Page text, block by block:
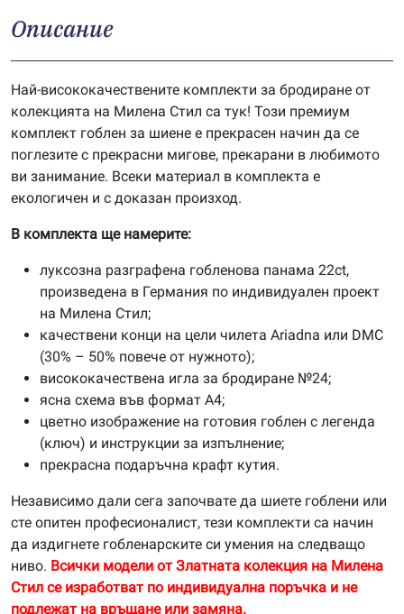
Описание
Най-висококачествените комплекти за бродиране от
колекцията на Милена Стил са тук! Този премиум
комплект гоблен за шиене е прекрасен начин да се
поглезите с прекрасни мигове, прекарани в любимото
ви занимание. Всеки материал в комплекта е
екологичен и с доказан произход.
В комплекта ще намерите:
луксозна разграфена гобленова панама 22ct,
произведена в Германия по индивидуален проект
на Милена Стил;
качествени конци на цели чилета Ariadna или DMC
(30% – 50% повече от нужното);
висококачествена игла за бродиране №24;
ясна схема във формат А4;
цветно изображение на готовия гоблен с легенда
(ключ) и инструкции за изпълнение;
прекрасна подаръчна крафт кутия.
Независимо дали сега започвате да шиете гоблени или
сте опитен професионалист, тези комплекти са начин
да издигнете гобленарските си умения на следващо
ниво. Всички модели от Златната колекция на Милена
Стил се изработват по индивидуална поръчка и не
подлежат на връщане или замяна.